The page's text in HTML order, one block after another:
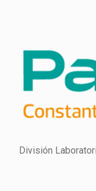
División